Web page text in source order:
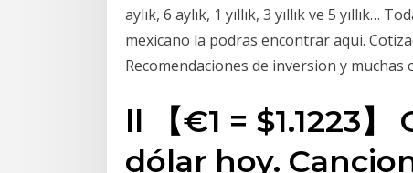
aylık, 6 aylık, 1 yıllık, 3 yıllık ve 5 yıllık…
mexicano la podras encontrar aqui.
Recomendaciones de inversion y
ll 【€1 = $1.1223
dólar hoy.